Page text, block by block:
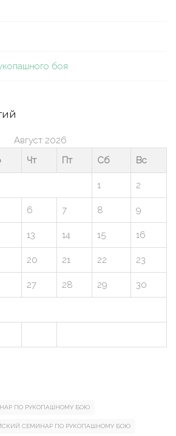
боя
Август 2026
Чт Пт Сб Вс
1 2
6 7 8 9
13 14 15 16
20 21 22 23
27 28 29 30
ПО РУКОПАШНОМУ БОЮ
СЕМИНАР ПО РУКОПАШНОМУ БОЮ